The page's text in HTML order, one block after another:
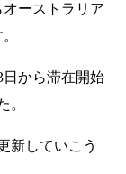
ーストラリア
日から滞在開始
。
新していこう